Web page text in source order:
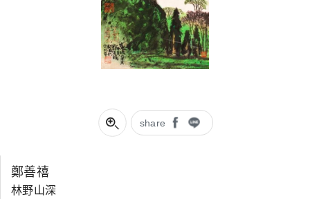
share
鄭善禧
林野山深